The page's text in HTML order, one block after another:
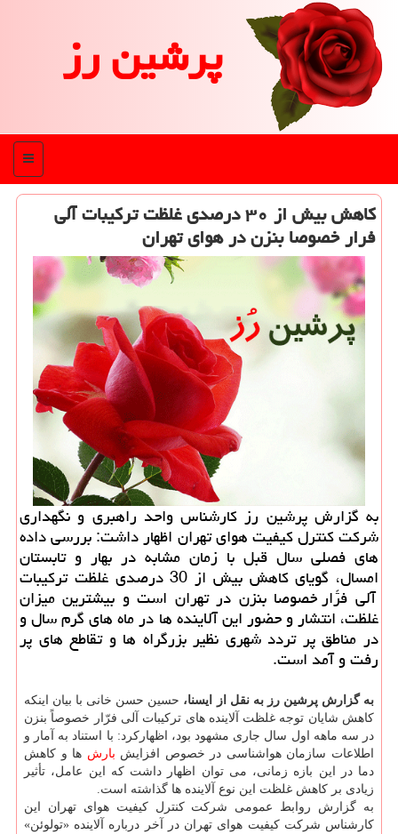
پرشین رز
منو
كاهش بیش از ۳۰ درصدی غلظت تركیبات آلی
فرار خصوصا بنزن در هوای تهران
به گزارش پرشین رز كارشناس واحد راهبری و نگهداری
شركت كنترل كیفیت هوای تهران اظهار داشت: بررسی داده
های فصلی سال قبل با زمان مشابه در بهار و تابستان
امسال، گویای كاهش بیش از 30 درصدی غلظت تركیبات
آلی فرّار خصوصاً بنزن در تهران است و بیشترین میزان
غلظت، انتشار و حضور این آلاینده ها در ماه های گرم سال و
در مناطق پر تردد شهری نظیر بزرگراه ها و تقاطع های پر
رفت و آمد است.
به گزارش پرشین رز به نقل از ایسنا، حسین حسن خانی با بیان اینکه
کاهش شایان توجه غلظت آلاینده های ترکیبات آلی فرّار خصوصاً بنزن
در سه ماهه اول سال جاری مشهود بود، اظهارکرد: با استناد به آمار و
اطلاعات سازمان هواشناسی در خصوص افزایش بارش ها و کاهش
دما در این بازه زمانی، می توان اظهار داشت که این عامل، تأثیر
زیادی بر کاهش غلظت این نوع آلاینده ها گذاشته است.
به گزارش روابط عمومی شرکت کنترل کیفیت هوای تهران این
کارشناس شرکت کیفیت هوای تهران در آخر درباره آلاینده «تولوئن»